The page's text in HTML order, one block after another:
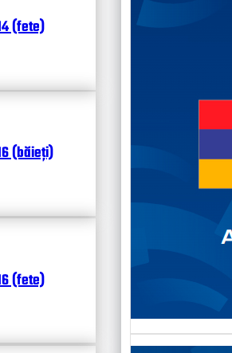
(fete)
(băieți)
(fete)